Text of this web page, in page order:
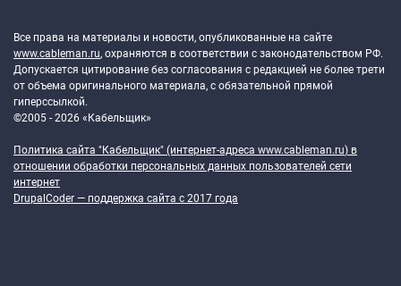
Все права на материалы и новости, опубликованные на сайте
www.cableman.ru, охраняются в соответствии с законодательством РФ.
Допускается цитирование без согласования с редакцией не более трети
от объема оригинального материала, с обязательной прямой
гиперссылкой.
©2005 - 2026 «Кабельщик»
Политика сайта "Кабельщик" (интернет-адреса www.cableman.ru) в
отношении обработки персональных данных пользователей сети
интернет
DrupalCoder — поддержка сайта c 2017 года